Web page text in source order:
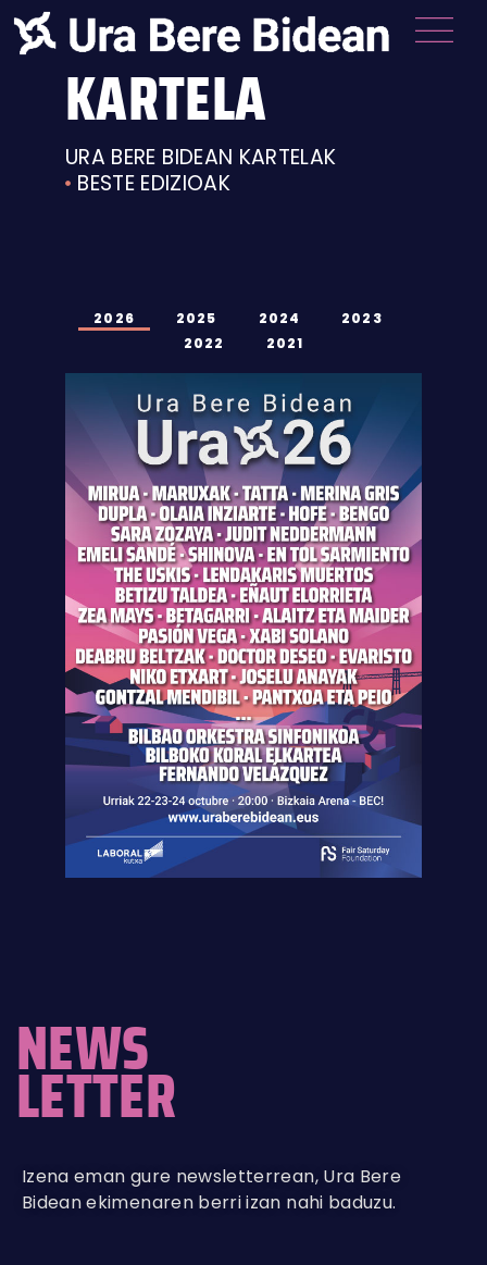
KARTELA
URA BERE BIDEAN KARTELAK
BESTE EDIZIOAK
2026 2025 2024
2023
2022
2021
NEWS
LETTER
Izena eman gure newsletterrean, Ura Bere
Bidean ekimenaren berri izan nahi baduzu.